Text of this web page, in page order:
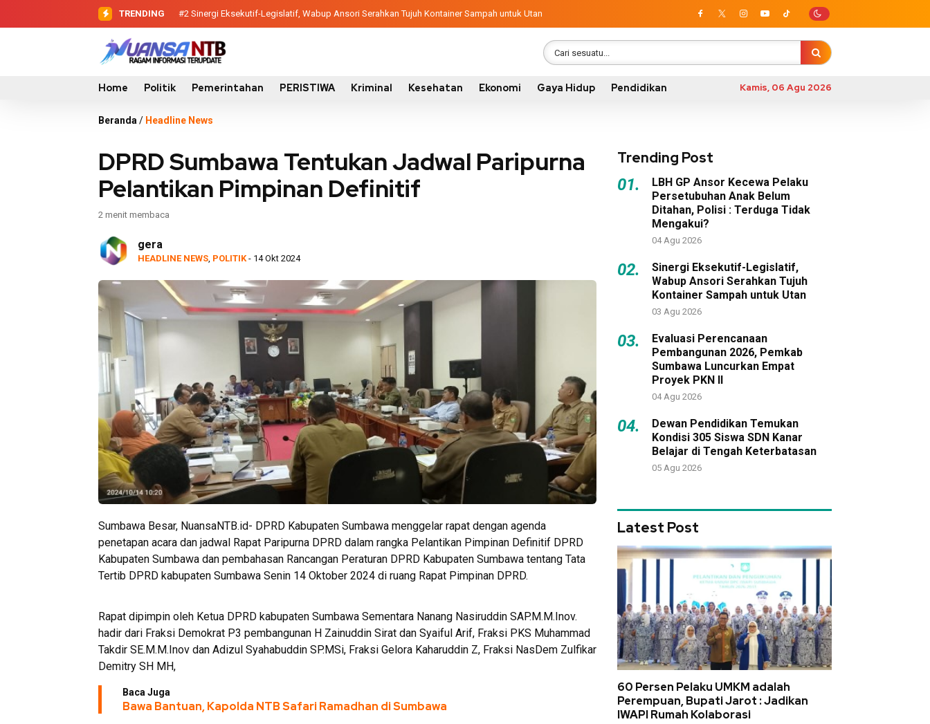
TRENDING #2 Sinergi Eksekutif-Legislatif, Wabup Ansori Serahkan Tujuh Kontainer Sampah untuk Utan
#3 Evaluasi Perencanaan Pembangunan 2026, Pemkab Sumbawa Luncurkan Empat Proyek PKN II
Home Politik Pemerintahan PERISTIWA Kriminal Kesehatan Ekonomi Gaya Hidup Pendidikan Kamis, 06 Agu 2026
Beranda / Headline News
DPRD Sumbawa Tentukan Jadwal Paripurna
Pelantikan Pimpinan Definitif
2 menit membaca
gera
HEADLINE NEWS POLITIK - 14 Okt 2024
Sumbawa Besar, NuansaNTB.id- DPRD Kabupaten Sumbawa menggelar rapat dengan agenda
penetapan acara dan jadwal Rapat Paripurna DPRD dalam rangka Pelantikan Pimpinan Definitif DPRD
Kabupaten Sumbawa dan pembahasan Rancangan Peraturan DPRD Kabupaten Sumbawa tentang Tata
Tertib DPRD kabupaten Sumbawa Senin 14 Oktober 2024 di ruang Rapat Pimpinan DPRD.
Rapat dipimpin oleh Ketua DPRD kabupaten Sumbawa Sementara Nanang Nasiruddin SAP.M.M.Inov.
hadir dari Fraksi Demokrat P3 pembangunan H Zainuddin Sirat dan Syaiful Arif, Fraksi PKS Muhammad
Takdir SE.M.M.Inov dan Adizul Syahabuddin SP.MSi, Fraksi Gelora Kaharuddin Z, Fraksi NasDem Zulfikar
Demitry SH MH,
Baca Juga
Bawa Bantuan, Kapolda NTB Safari Ramadhan di Sumbawa
Trending Post
01.
LBH GP Ansor Kecewa Pelaku
Persetubuhan Anak Belum
Ditahan, Polisi : Terduga Tidak
Mengakui?
04 Agu 2026
02.
Sinergi Eksekutif-Legislatif,
Wabup Ansori Serahkan Tujuh
Kontainer Sampah untuk Utan
03 Agu 2026
03.
Evaluasi Perencanaan
Pembangunan 2026, Pemkab
Sumbawa Luncurkan Empat
Proyek PKN II
04 Agu 2026
04.
Dewan Pendidikan Temukan
Kondisi 305 Siswa SDN Kanar
Belajar di Tengah Keterbatasan
05 Agu 2026
Latest Post
60 Persen Pelaku UMKM adalah
Perempuan, Bupati Jarot : Jadikan
IWAPI Rumah Kolaborasi